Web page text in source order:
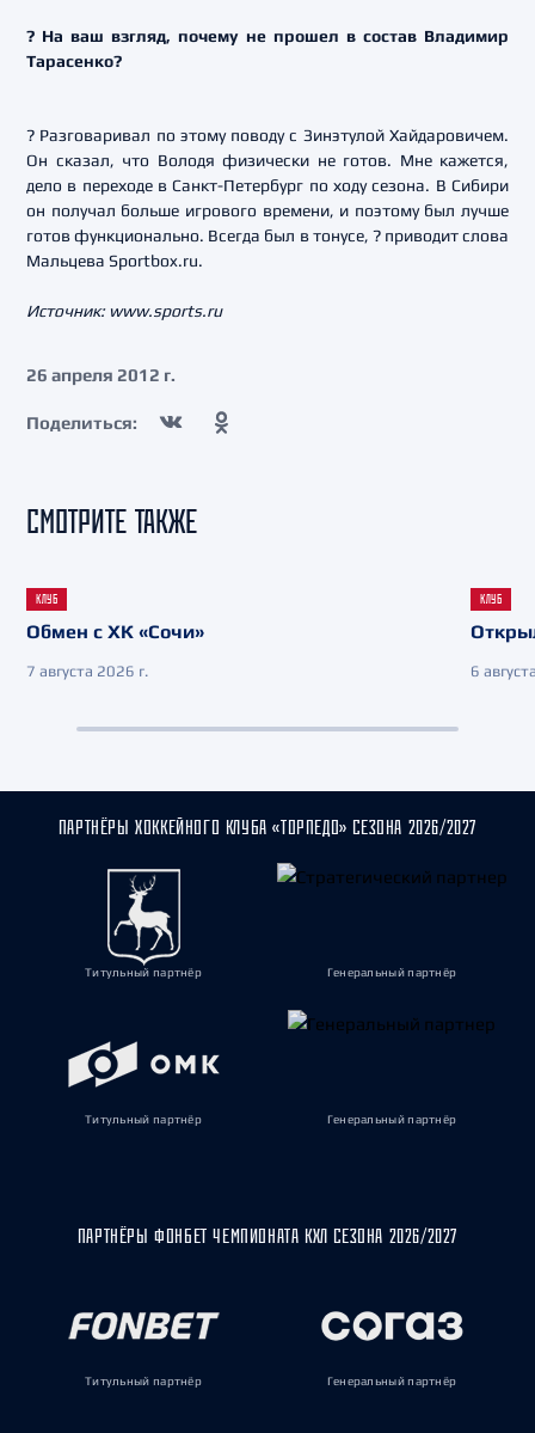
? На ваш взгляд, почему не прошел в состав Владимир
Тарасенко?
? Разговаривал по этому поводу с Зинэтулой Хайдаровичем.
Он сказал, что Володя физически не готов. Мне кажется,
дело в переходе в Санкт-Петербург по ходу сезона. В Сибири
он получал больше игрового времени, и поэтому был лучше
готов функционально. Всегда был в тонусе, ? приводит слова
Мальцева Sportbox.ru.
Источник: www.sports.ru
26 апреля 2012 г.
Поделиться:
СМОТРИТЕ ТАКЖЕ
КЛУБ
Обмен с ХК «Сочи»
7 августа 2026 г.
КЛУБ
6
ПАРТНЁРЫ ХОККЕЙНОГО КЛУБА «ТОРПЕДО» СЕЗОНА 2026/2027
Титульный партнёр Генеральный партнёр
Титульный партнёр Генеральный партнёр
ПАРТНЁРЫ ФОНБЕТ ЧЕМПИОНАТА КХЛ СЕЗОНА 2026/2027
Титульный партнёр Генеральный партнёр